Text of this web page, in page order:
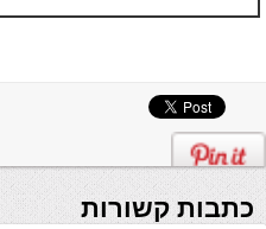
כתבות קשורות